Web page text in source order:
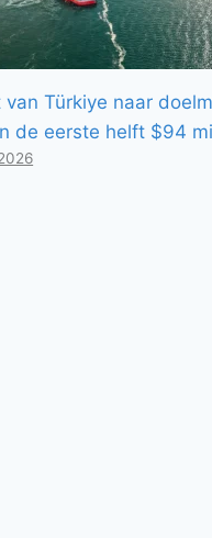
van Türkiye naar
de eerste helft $94